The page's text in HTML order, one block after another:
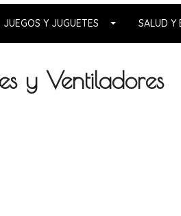
JUEGOS Y JUGUETES SALUD Y
y Ventiladores